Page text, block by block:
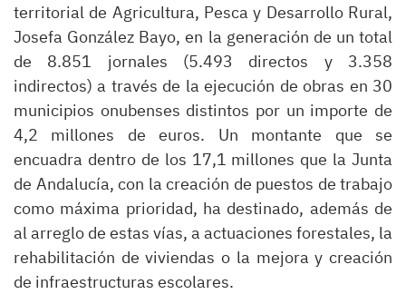
territorial de Agricultura, Pesca y Desarrollo Rural,
Josefa González Bayo, en la generación de un total
de 8.851 jornales (5.493 directos y 3.358
indirectos) a través de la ejecución de obras en 30
municipios onubenses distintos por un importe de
4,2 millones de euros. Un montante que se
encuadra dentro de los 17,1 millones que la Junta
de Andalucía, con la creación de puestos de trabajo
como máxima prioridad, ha destinado, además de
al arreglo de estas vías, a actuaciones forestales, la
rehabilitación de viviendas o la mejora y creación
de infraestructuras escolares.